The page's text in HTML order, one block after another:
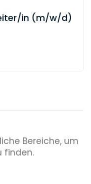
in (m/w/d)
Bereiche, um
finden.